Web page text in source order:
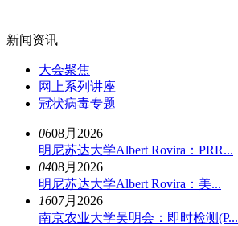
新闻资讯
大会聚焦
网上系列讲座
冠状病毒专题
0608月2026
明尼苏达大学Albert Rovira：PRR...
0408月2026
明尼苏达大学Albert Rovira：美...
1607月2026
南京农业大学吴明会：即时检测(P...